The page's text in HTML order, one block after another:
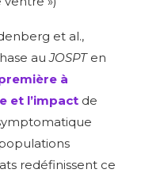
et al.,
auJOSPTen
à
et l’impact de
redéfinissent ce